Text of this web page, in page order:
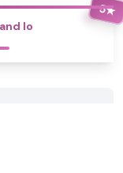
5★
Io